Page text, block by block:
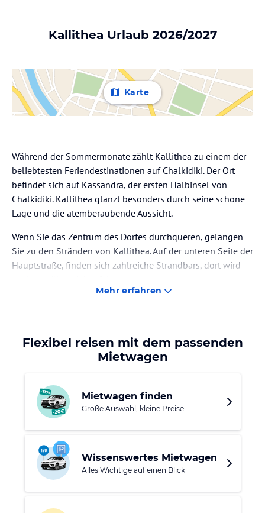
Kallithea Urlaub 2026/2027
Karte
Während der Sommermonate zählt Kallithea zu einem der
beliebtesten Feriendestinationen auf Chalkidiki. Der Ort
befindet sich auf Kassandra, der ersten Halbinsel von
Chalkidiki. Kallithea glänzt besonders durch seine schöne
Lage und die atemberaubende Aussicht.
Wenn Sie das Zentrum des Dorfes durchqueren, gelangen
Sie zu den Stränden von Kallithea. Auf der unteren Seite der
Hauptstraße, finden sich zahlreiche Strandbars, dort wird
In der Nähe befindet sich auch Afitos, dort lädt das Folklore
Museum zum Besuch.
Mehr erfahren
Flexibel reisen mit dem passenden
Mietwagen
Mietwagen finden
Große Auswahl, kleine Preise
Wissenswertes Mietwagen
Alles Wichtige auf einen Blick